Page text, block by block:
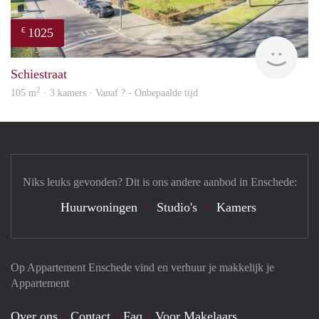
€ 1025
Schiestraat
105 m2 · 3 kamers · Vanaf ? - Onbepaalde tijd
Op Appartement Enschede vind en verhuur je makkelijk je
Appartement
Over ons Contact Faq Voor Makelaars
Niks leuks gevonden? Dit is ons andere aanbod in Enschede:
Huurwoningen Studio's Kamers